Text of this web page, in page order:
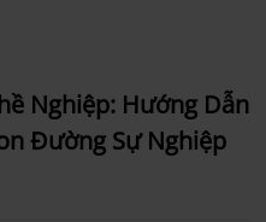
Nghiệp: Hướng Dẫn
Đường Sự Nghiệp